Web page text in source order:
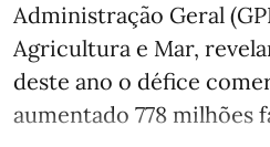
Administração Geral
Agricultura e Mar,
deste ano o défice
aumentado 778 milhões